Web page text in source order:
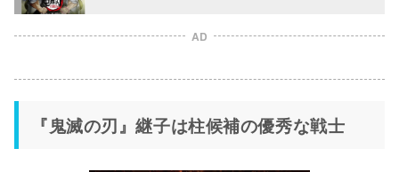
AD
『鬼滅の刃』継子は柱候補の優秀な戦士